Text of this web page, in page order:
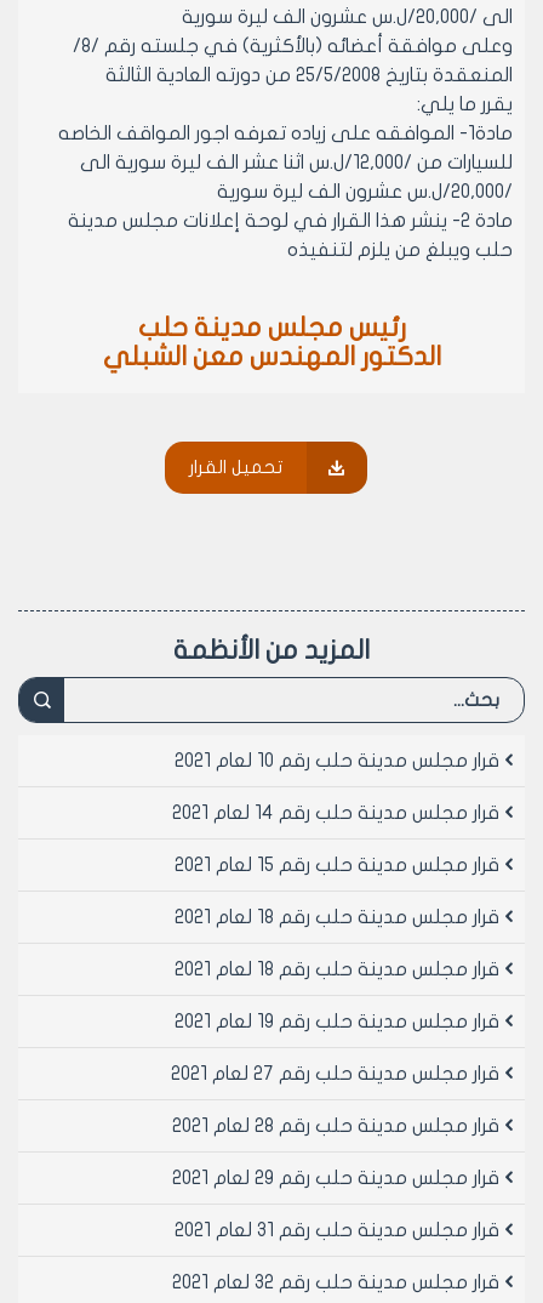
الى /20,000/ل.س عشرون الف ليرة سورية
وعلى موافقة أعضائه (بالأكثرية) في جلسته رقم /8/
المنعقدة بتاريخ 25/5/2008 من دورته العادية الثالثة
يقرر ما يلي:
مادة1- الموافقه على زياده تعرفه اجور المواقف الخاصه
للسيارات من /12,000/ل.س اثنا عشر الف ليرة سورية الى
/20,000/ل.س عشرون الف ليرة سورية
مادة 2- ينشر هذا القرار في لوحة إعلانات مجلس مدينة
حلب ويبلغ من يلزم لتنفيذه
رئيس مجلس مدينة حلب
الدكتور المهندس معن الشبلي
تحميل القرار
المزيد من الأنظمة
قرار مجلس مدينة حلب رقم 10 لعام 2021
قرار مجلس مدينة حلب رقم 14 لعام 2021
قرار مجلس مدينة حلب رقم 15 لعام 2021
قرار مجلس مدينة حلب رقم 18 لعام 2021
قرار مجلس مدينة حلب رقم 18 لعام 2021
قرار مجلس مدينة حلب رقم 19 لعام 2021
قرار مجلس مدينة حلب رقم 27 لعام 2021
قرار مجلس مدينة حلب رقم 28 لعام 2021
قرار مجلس مدينة حلب رقم 29 لعام 2021
قرار مجلس مدينة حلب رقم 31 لعام 2021
قرار مجلس مدينة حلب رقم 32 لعام 2021